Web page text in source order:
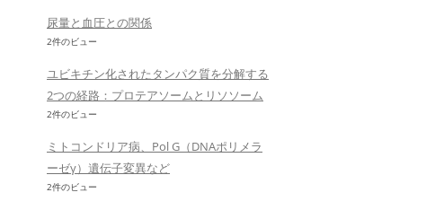
尿量と血圧との関係
2件のビュー
ユビキチン化されたタンパク質を分解する
2つの経路：プロテアソームとリソソーム
2件のビュー
ミトコンドリア病、Pol G（DNAポリメラ
ーゼγ）遺伝子変異など
2件のビュー